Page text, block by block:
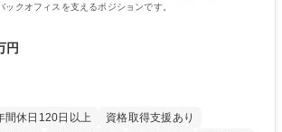
クオフィスを支えるポジションです。
円
間休日120日以上
資格取得支援あり